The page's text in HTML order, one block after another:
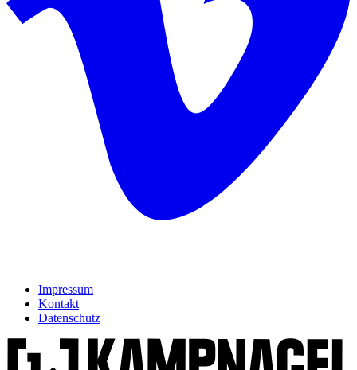
Impressum
Kontakt
Datenschutz